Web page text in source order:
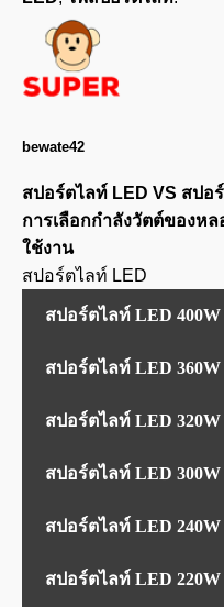
bewate42
สปอร์ตไลท์ LED VS สปอ
การเลือกกำลังวัตต์ของห
ใช้งาน
สปอร์ตไลท์ LED
สปอร์ตไลท์ LED 400W
สปอร์ตไลท์ LED 360W
สปอร์ตไลท์ LED 320W
สปอร์ตไลท์ LED 300W
สปอร์ตไลท์ LED 240W
สปอร์ตไลท์ LED 220W